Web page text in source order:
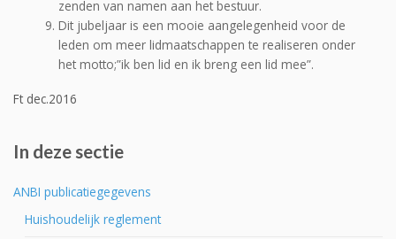
zenden van namen aan het bestuur.
Dit jubeljaar is een mooie aangelegenheid voor de
leden om meer lidmaatschappen te realiseren onder
het motto;”ik ben lid en ik breng een lid mee”.
Ft dec.2016
In deze sectie
ANBI publicatiegegevens
Huishoudelijk reglement